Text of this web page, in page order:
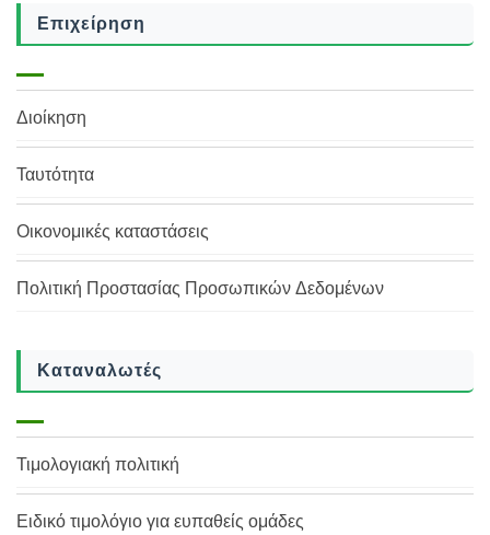
Επιχείρηση
Διοίκηση
Ταυτότητα
Οικονομικές καταστάσεις
Πολιτική Προστασίας Προσωπικών Δεδομένων
Καταναλωτές
Τιμολογιακή πολιτική
Ειδικό τιμολόγιο για ευπαθείς ομάδες